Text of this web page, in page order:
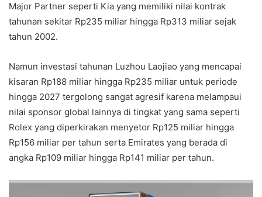
Major Partner seperti Kia yang memiliki nilai kontrak
tahunan sekitar Rp235 miliar hingga Rp313 miliar sejak
tahun 2002.
Namun investasi tahunan Luzhou Laojiao yang mencapai
kisaran Rp188 miliar hingga Rp235 miliar untuk periode
hingga 2027 tergolong sangat agresif karena melampaui
nilai sponsor global lainnya di tingkat yang sama seperti
Rolex yang diperkirakan menyetor Rp125 miliar hingga
Rp156 miliar per tahun serta Emirates yang berada di
angka Rp109 miliar hingga Rp141 miliar per tahun.